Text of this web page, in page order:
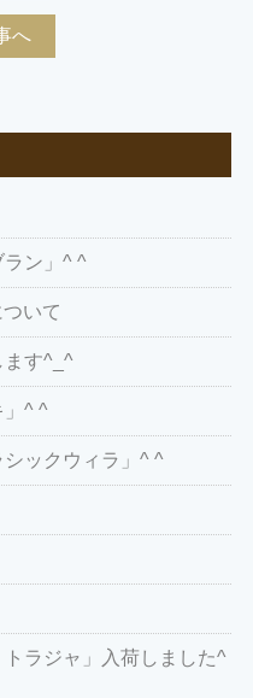
へ
ラン」^ ^
いて
ます^_^
」^ ^
ックウィラ」^ ^
ラジャ」入荷しました^